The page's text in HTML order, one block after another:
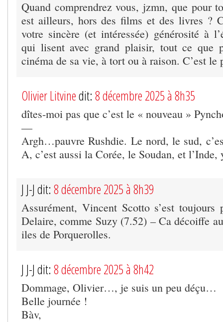
Quand comprendrez vous, jzmn, que pour
est ailleurs, hors des films et des livres ?
votre sincère (et intéressée) générosité à
qui lisent avec grand plaisir, tout ce que
cinéma de sa vie, à tort ou à raison. C’est
Olivier Litvinedit: 8 décembre 2025 à 8h35
dîtes-moi pas que c’est le « nouveau »
—
Argh…pauvre Rushdie. Le nord, le sud,
A, c’est aussi la Corée, le Soudan, et l’Inde,
J J-J dit: 8 décembre 2025 à 8h39
Assurément, Vincent Scotto s’est
Delaire, comme Suzy (7.52) – Ca décoiffe
iles de Porquerolles.
J J-J dit: 8 décembre 2025 à 8h42
Dommage, Olivier…, je suis un peu déçu…
Belle journée !
Bàv,